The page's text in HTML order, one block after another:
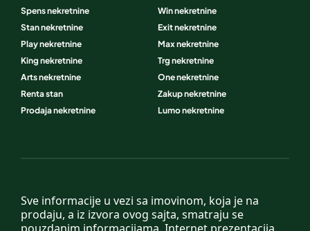
Sve informacije u vezi sa imovinom, koja je na
prodaju, a iz izvora ovog sajta, smatraju se
Spens nekretnine
Win nekretnine
Stan nekretnine
Exit nekretnine
Play nekretnine
Max nekretnine
King nekretnine
Trg nekretnine
Arts nekretnine
One nekretnine
Renta stan
Zakup nekretnine
Prodaja nekretnine
Lumo nekretnine